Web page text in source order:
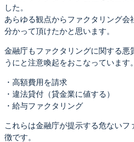
した。
あらゆる観点からファクタリング会
分かって頂けたかと思います。
金融庁もファクタリングに関する悪
うにと注意喚起をおこなっています。
・高額費用を請求
・違法貸付（貸金業に値する）
・給与ファクタリング
これらは金融庁が提示する危ないフ
徴です。